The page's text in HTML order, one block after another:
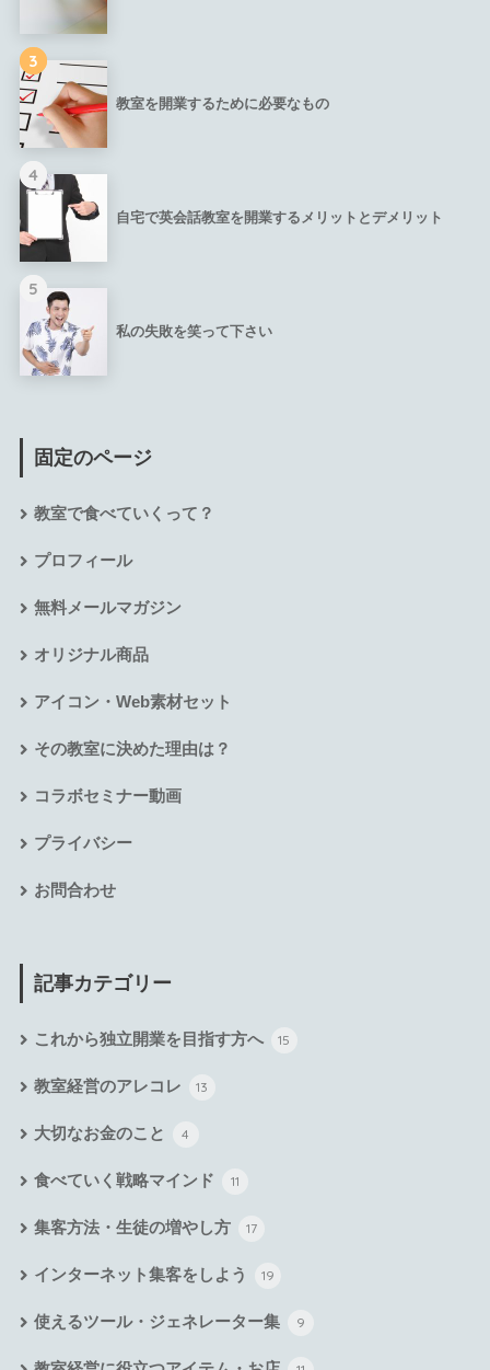
3
教室を開業するために必要なもの
4
自宅で英会話教室を開業するメリットとデメリット
5
私の失敗を笑って下さい
固定のページ
教室で食べていくって？
プロフィール
無料メールマガジン
オリジナル商品
アイコン・Web素材セット
その教室に決めた理由は？
コラボセミナー動画
プライバシー
お問合わせ
記事カテゴリー
これから独立開業を目指す方へ 15
教室経営のアレコレ 13
大切なお金のこと 4
食べていく戦略マインド 11
集客方法・生徒の増やし方 17
インターネット集客をしよう 19
使えるツール・ジェネレーター集 9